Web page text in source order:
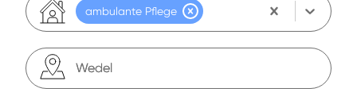
ambulante Pflege